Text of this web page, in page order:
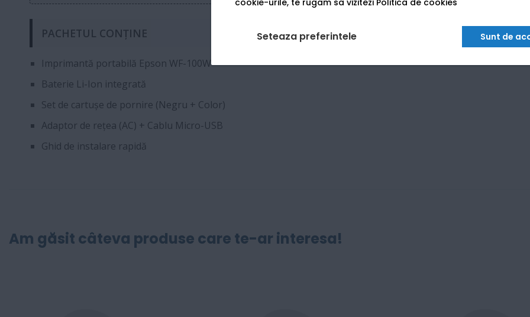
Seteaza preferintele Sunt de
PACHETUL CONȚINE
Imprimantă portabilă Epson WF-100W
Baterie Li-Ion integrată
Set de cartușe de pornire (Negru + Color)
Adaptor de rețea (AC) + Cablu Micro-USB
Ghid de instalare rapidă
Am găsit câteva produse care te-ar interesa!